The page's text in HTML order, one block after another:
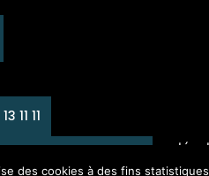
Plan du siteMentions
11 11
des cookies à des fins